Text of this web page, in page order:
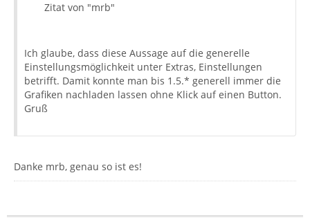
Zitat von "mrb"
Ich glaube, dass diese Aussage auf die generelle
Einstellungsmöglichkeit unter Extras, Einstellungen
betrifft. Damit konnte man bis 1.5.* generell immer die
Grafiken nachladen lassen ohne Klick auf einen Button.
Gruß
Danke mrb, genau so ist es!